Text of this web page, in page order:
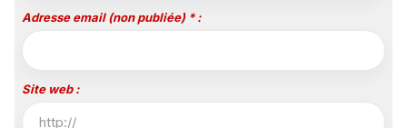
Adresse email (non publiée) * :
Site web :